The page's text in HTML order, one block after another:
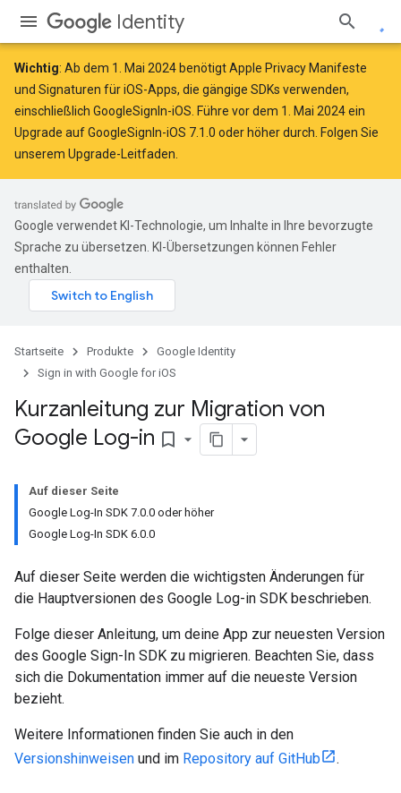
Identity
Wichtig: Ab dem 1. Mai 2024 benötigtApple Privacy Manifeste
und Signaturen für iOS-Apps, die gängige SDKs verwenden,
einschließlich GoogleSignIn-iOS. Führe vor dem 1. Mai 2024 ein
Upgrade auf GoogleSignIn-iOS 7.1.0 oder höher durch. Folgen Sie
unserem Upgrade-Leitfaden
Google verwendet KI-Technologie, um Inhalte in Ihre bevorzugte
Sprache zu übersetzen. KI-Übersetzungen können Fehler
enthalten.
Startseite Produkte
Google Identity
Sign in with Google for iOS
Kurzanleitung zur Migration von
Google Log-in bookmark_border
Auf dieser Seite
Google Log-In SDK 7.0.0 oder höher
Google Log-In SDK 6.0.0
Auf dieser Seite werden die wichtigsten Änderungen für
die Hauptversionen des Google Log-in SDK beschrieben.
Folge dieser Anleitung, um deine App zur neuesten Version
des Google Sign-In SDK zu migrieren. Beachten Sie, dass
sich die Dokumentation immer auf die neueste Version
bezieht.
Weitere Informationen finden Sie auch in den
Versionshinweisen und im Repository auf GitHub .